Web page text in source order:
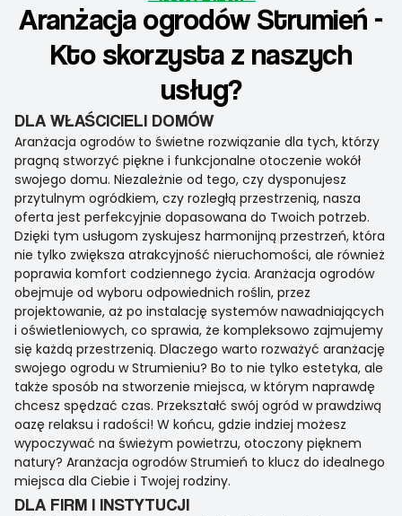
Aranżacja ogrodów Strumień -
Kto skorzysta z naszych
usług?
DLA WŁAŚCICIELI DOMÓW
Aranżacja ogrodów to świetne rozwiązanie dla tych, którzy
pragną stworzyć piękne i funkcjonalne otoczenie wokół
swojego domu. Niezależnie od tego, czy dysponujesz
przytulnym ogródkiem, czy rozległą przestrzenią, nasza
oferta jest perfekcyjnie dopasowana do Twoich potrzeb.
Dzięki tym usługom zyskujesz harmonijną przestrzeń, która
nie tylko zwiększa atrakcyjność nieruchomości, ale również
poprawia komfort codziennego życia. Aranżacja ogrodów
obejmuje od wyboru odpowiednich roślin, przez
projektowanie, aż po instalację systemów nawadniających
i oświetleniowych, co sprawia, że kompleksowo zajmujemy
się każdą przestrzenią. Dlaczego warto rozważyć aranżację
swojego ogrodu w Strumieniu? Bo to nie tylko estetyka, ale
także sposób na stworzenie miejsca, w którym naprawdę
chcesz spędzać czas. Przekształć swój ogród w prawdziwą
oazę relaksu i radości! W końcu, gdzie indziej możesz
wypoczywać na świeżym powietrzu, otoczony pięknem
natury? Aranżacja ogrodów Strumień to klucz do idealnego
miejsca dla Ciebie i Twojej rodziny.
DLA FIRM I INSTYTUCJI